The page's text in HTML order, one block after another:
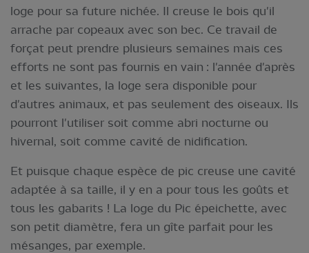
loge pour sa future nichée. Il creuse le bois qu'il
arrache par copeaux avec son bec. Ce travail de
forçat peut prendre plusieurs semaines mais ces
efforts ne sont pas fournis en vain : l'année d'après
et les suivantes, la loge sera disponible pour
d'autres animaux, et pas seulement des oiseaux. Ils
pourront l'utiliser soit comme abri nocturne ou
hivernal, soit comme cavité de nidification.
Et puisque chaque espèce de pic creuse une cavité
adaptée à sa taille, il y en a pour tous les goûts et
tous les gabarits ! La loge du Pic épeichette, avec
son petit diamètre, fera un gîte parfait pour les
mésanges, par exemple.